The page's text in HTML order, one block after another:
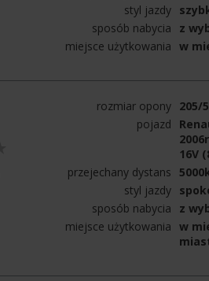
styl jazdy
sposób nabycia
z
miejsce użytkowania w
rozmiar opony 205/
pojazd
16V
przejechany dystans
styl jazdy
sposób nabycia
z
miejsce użytkowania w